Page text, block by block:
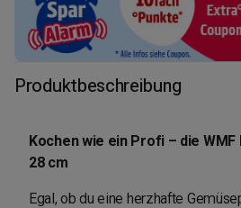
Produktbeschreibung
Kochen wie ein Profi – die
28 cm
Egal, ob du eine herzhafte